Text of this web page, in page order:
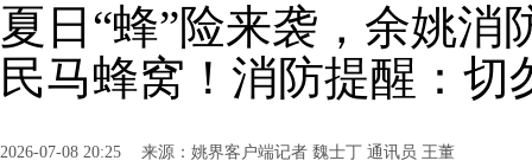
夏日“蜂”险来袭，余姚消
民马蜂窝！消防提醒：切
2026-07-08 20:25 来源：姚界客户端记者 魏士丁 通讯员 王董